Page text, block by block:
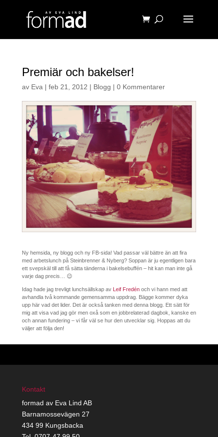
Premiär och bakelser!
av Eva | feb 21, 2012 | Blogg | 0 Kommentarer
Ny hemsida, ny blogg och ny FB-sida! Vad passar väl bättre än att fira
med arbetslunch på Steinbrenner & Nyberg? Soppan är ju egentligen bara
ett svepskäl till att få sätta tänderna i bakelsebuffén – hit kan man inte gå
varje dag precis… 😉
Idag hade jag trevligt lunchsällskap av Leif Fredénoch vi hann med att
avhandla två kommande gemensamma uppdrag. Bägge kommer dyka
upp här vad det lider. Det är också tanken med denna blogg. Ett sätt för
mig att visa vad jag gör men oxå som en jobbrelaterad dagbok, kanske en
och annan fundering – vi får väl se hur den utvecklar sig. Hoppas att du
väljer att följa den!
Kontakt
formad av Eva Lind AB
Barnamossevägen 27
434 99 Kungsbacka